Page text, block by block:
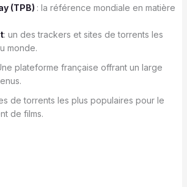
(TPB) : la référence mondiale en matière
: un des trackers et sites de torrents les
monde.
plateforme française offrant un large
de torrents les plus populaires pour le
de films.